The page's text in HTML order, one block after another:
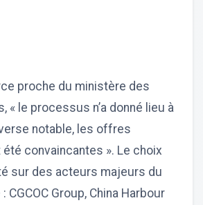
proche du ministère des
« le processus n’a donné lieu à
notable, les offres
convaincantes ». Le choix
sur des acteurs majeurs du
CGCOC Group, China Harbour